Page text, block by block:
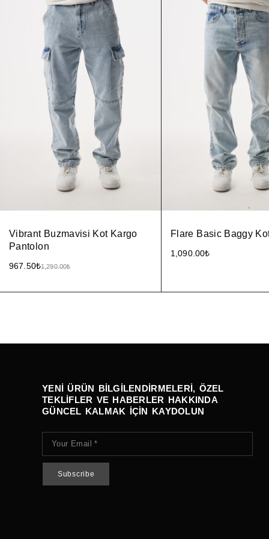
Vibrant Buzmavisi Kot Kargo
Pantolon
1,290.00₺
967.50₺
Flare Basic Baggy
1,090.00₺
YENI ÜRÜN BILGILENDIRMELERI, ÖZEL
TEKLIFLER VE HABERLER HAKKINDA
GÜNCEL KALMAK IÇIN KAYDOLUN